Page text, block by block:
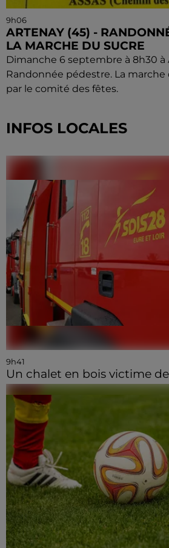
9h06
ARTENAY (45) -
LA MARCHE DU SUCRE
Dimanche 6 septembre à 8h30 à
Randonnée pédestre. La marche
par le comité des fêtes.
INFOS LOCALES
9h41
Un chalet en bois victime